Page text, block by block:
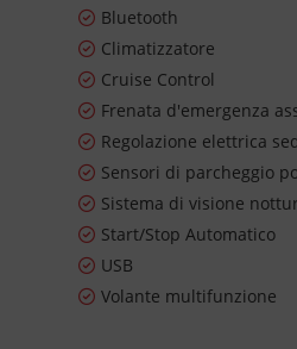
Bluetooth
Climatizzatore
Cruise Control
Frenata d'emergenza
Regolazione elettrica
Sensori di parcheggio
Sistema di visione
Start/Stop Automatico
USB
Volante multifunzione